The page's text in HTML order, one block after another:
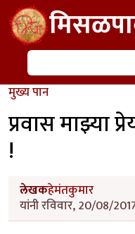
Skip to main content
शोध
मुख्य पान
प्रवास माझ्या
!
लेखकहेमंतकुमार
यांनी रविवार, 20/08/